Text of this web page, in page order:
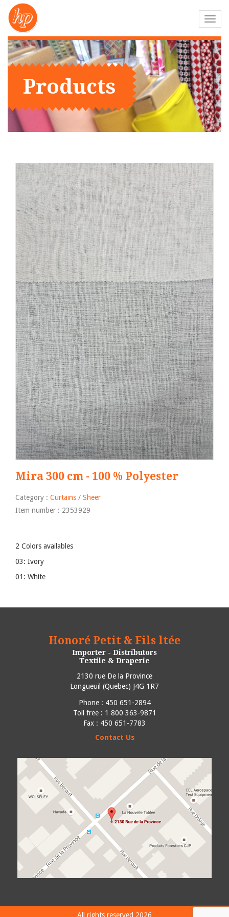
Products
Mira 300 cm - 100 % Polyester
Category : Curtains / Sheer
Item number : 2353929
2 Colors availables
03: Ivory
01: White
Honoré Petit & Fils ltée
Importer - Distributors
Textile & Draperie
2130 rue De la Province
Longueuil (Quebec) J4G 1R7
Phone : 450 651-2894
Toll free : 1 800 363-9871
Fax : 450 651-7783
Contact Us
All rights reserved 2026